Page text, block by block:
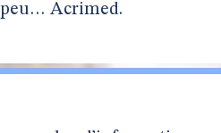
Acrimed.